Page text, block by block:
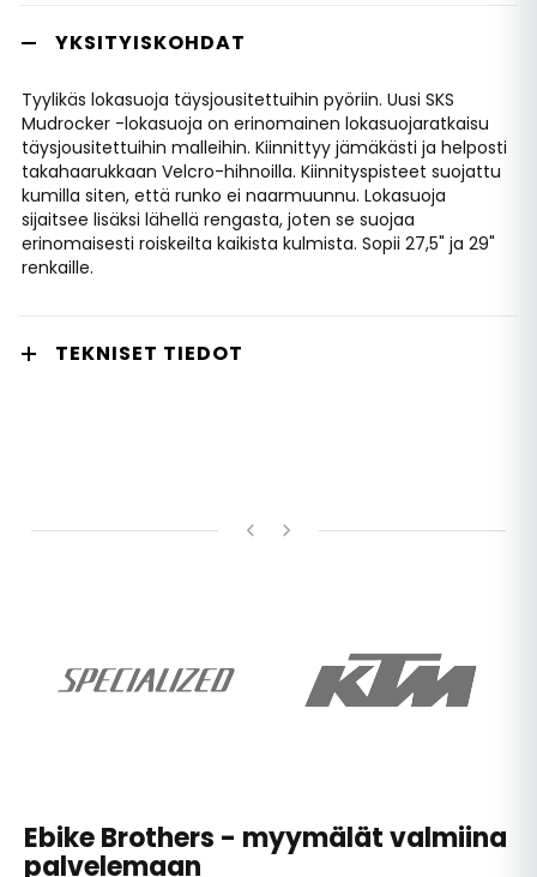
YKSITYISKOHDAT
Tyylikäs lokasuoja täysjousitettuihin pyöriin. Uusi SKS
Mudrocker -lokasuoja on erinomainen lokasuojaratkaisu
täysjousitettuihin malleihin. Kiinnittyy jämäkästi ja helposti
takahaarukkaan Velcro-hihnoilla. Kiinnityspisteet suojattu
kumilla siten, että runko ei naarmuunnu. Lokasuoja
sijaitsee lisäksi lähellä rengasta, joten se suojaa
erinomaisesti roiskeilta kaikista kulmista. Sopii 27,5" ja 29"
renkaille.
TEKNISET TIEDOT
Ebike Brothers - myymälät valmiina
palvelemaan